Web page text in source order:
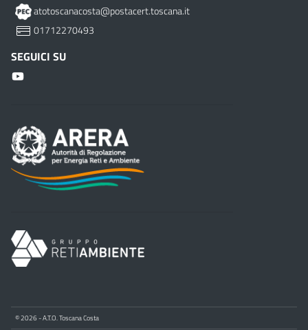
atotoscanacosta@postacert.toscana.it
01712270493
SEGUICI SU
© 2026 - A.T.O. Toscana Costa